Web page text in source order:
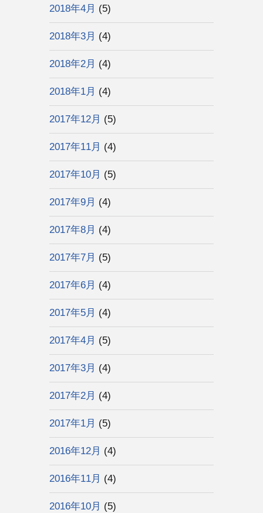
2018年4月 (5)
2018年3月 (4)
2018年2月 (4)
2018年1月 (4)
2017年12月 (5)
2017年11月 (4)
2017年10月 (5)
2017年9月 (4)
2017年8月 (4)
2017年7月 (5)
2017年6月 (4)
2017年5月 (4)
2017年4月 (5)
2017年3月 (4)
2017年2月 (4)
2017年1月 (5)
2016年12月 (4)
2016年11月 (4)
2016年10月 (5)